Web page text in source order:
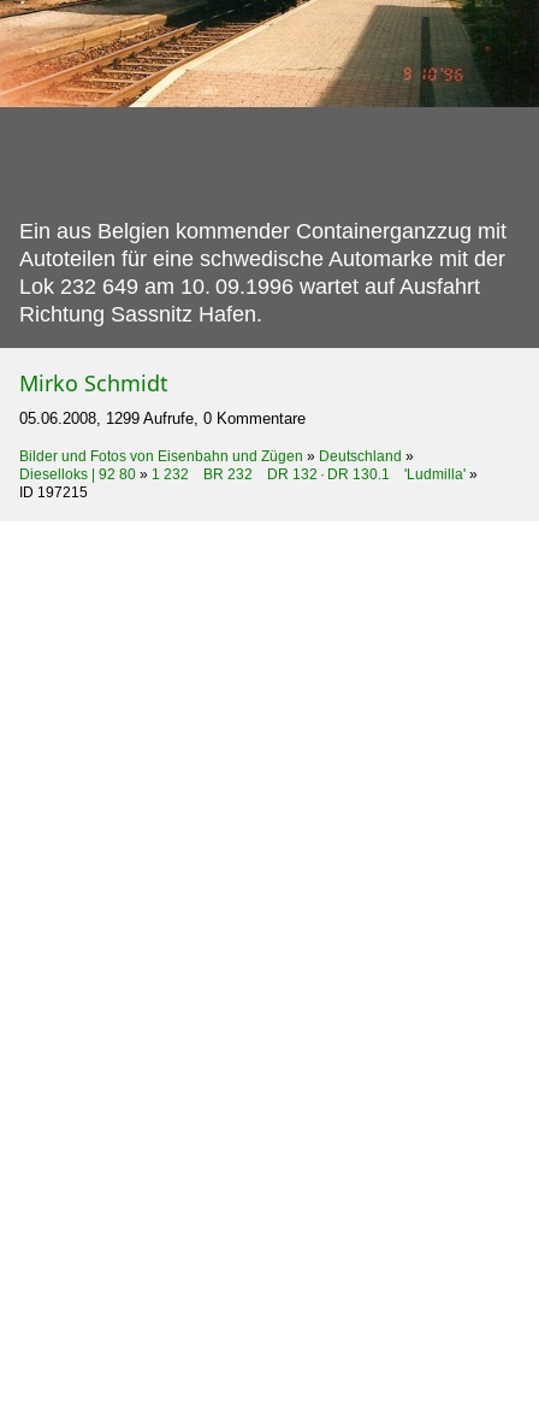
Ein aus Belgien kommender Containerganzzug mit
Autoteilen für eine schwedische Automarke mit der
Lok 232 649 am 10. 09.1996 wartet auf Ausfahrt
Richtung Sassnitz Hafen.
Mirko Schmidt
05.06.2008, 1299 Aufrufe, 0 Kommentare
Bilder und Fotos von Eisenbahn und Zügen » Deutschland »
Dieselloks | 92 80 » 1 232 BR 232 DR 132 · DR 130.1 'Ludmilla' »
ID 197215